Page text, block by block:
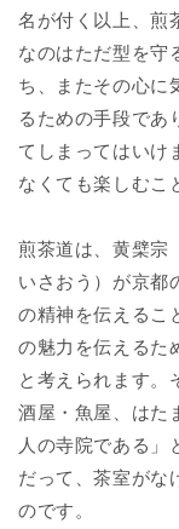
名が付く以上、煎
なのはただ型を守
ち、またその心に
るための手段であ
てしまってはいけ
なくても楽しむこ
煎茶道は、黄檗宗
いさおう）が京都
の精神を伝えるこ
の魅力を伝えるた
と考えられます。
酒屋・魚屋、はた
人の寺院である」
だって、茶室がな
のです。